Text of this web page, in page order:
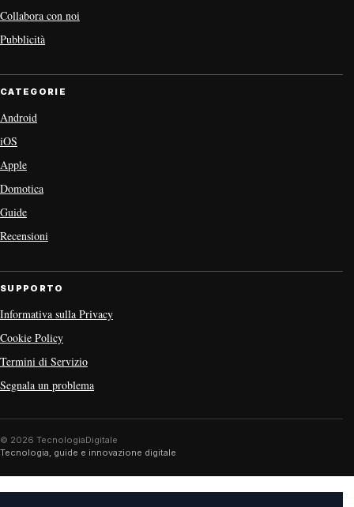
Collabora con noi
Pubblicità
CATEGORIE
Android
iOS
Apple
Domotica
Guide
Recensioni
SUPPORTO
Informativa sulla Privacy
Cookie Policy
Termini di Servizio
Segnala un problema
© 2026 TecnologiaDigitale
Tecnologia, guide e innovazione digitale